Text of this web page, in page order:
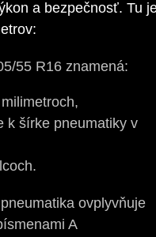
a bezpečnosť. Tu
55 R16 znamená:
k šírke pneumatiky v
ovplyvňuje
A